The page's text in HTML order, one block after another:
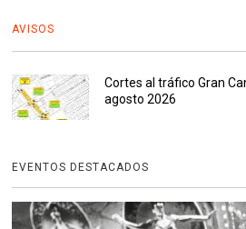
AVISOS
Cortes al tráfico Gran
agosto 2026
EVENTOS DESTACADOS